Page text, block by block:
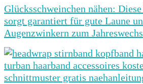
Glücksschweinchen nähen:
sorgt garantiert für gute Laune
Augenzwinkern zum